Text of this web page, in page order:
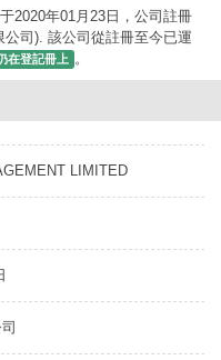
2020年01月23日，公司註冊
司). 該公司從註冊至今已運
在登記冊上 。
LIMITED